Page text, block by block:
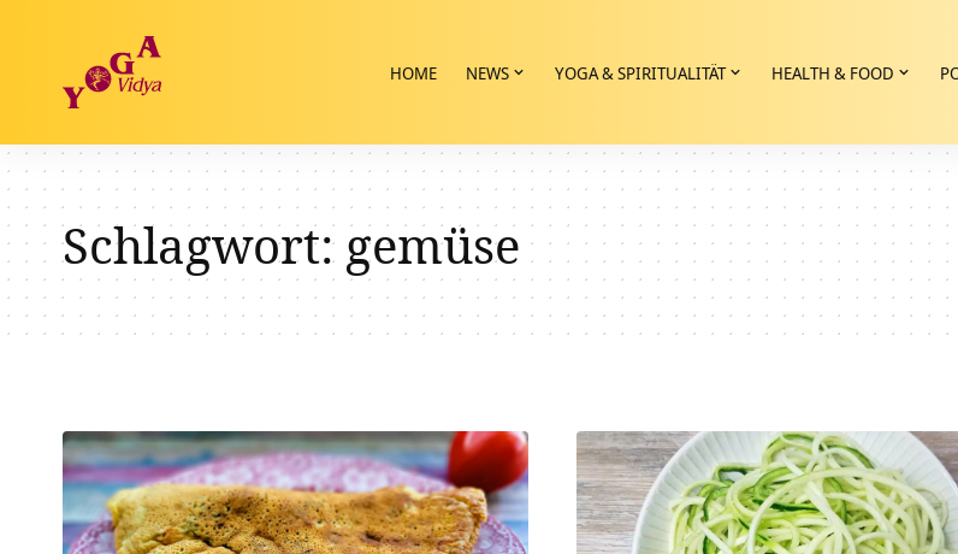
HOME NEWS YOGA & SPIRITUALITÄT HEALTH & FOOD
Schlagwort: gemüse